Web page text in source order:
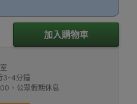
加入購物車
3-4分鐘
、公眾假期休息